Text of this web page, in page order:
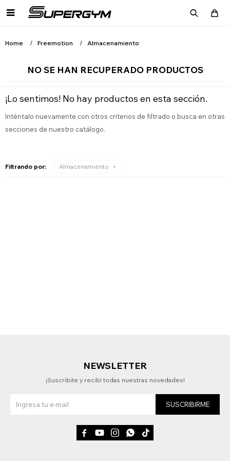

Home Freemotion Almacenamiento
NO SE HAN RECUPERADO PRODUCTOS
¡Lo sentimos! No hay productos en esta sección.
Inténtalo nuevamente con otros criterios de filtrado o busca en otras
secciones de nuestro catálogo.
Filtrando por: Almacenamiento
NEWSLETTER
¡Suscribite y recibí todas nuestras novedades!
SUSCRIBIRME
    